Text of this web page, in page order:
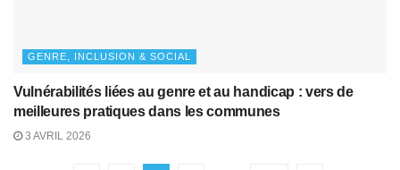
GENRE, INCLUSION & SOCIAL
Vulnérabilités liées au genre et au handicap : vers de
meilleures pratiques dans les communes
3 AVRIL 2026